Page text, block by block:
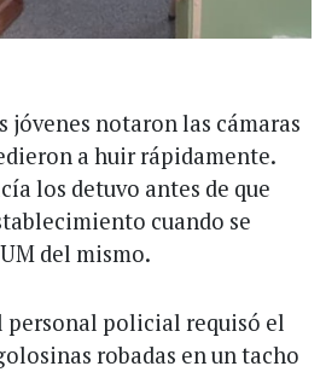
jóvenes notaron las cámaras
a huir rápidamente.
los detuvo antes de que
cuando se
del mismo.
personal policial requisó el
robadas en un tacho